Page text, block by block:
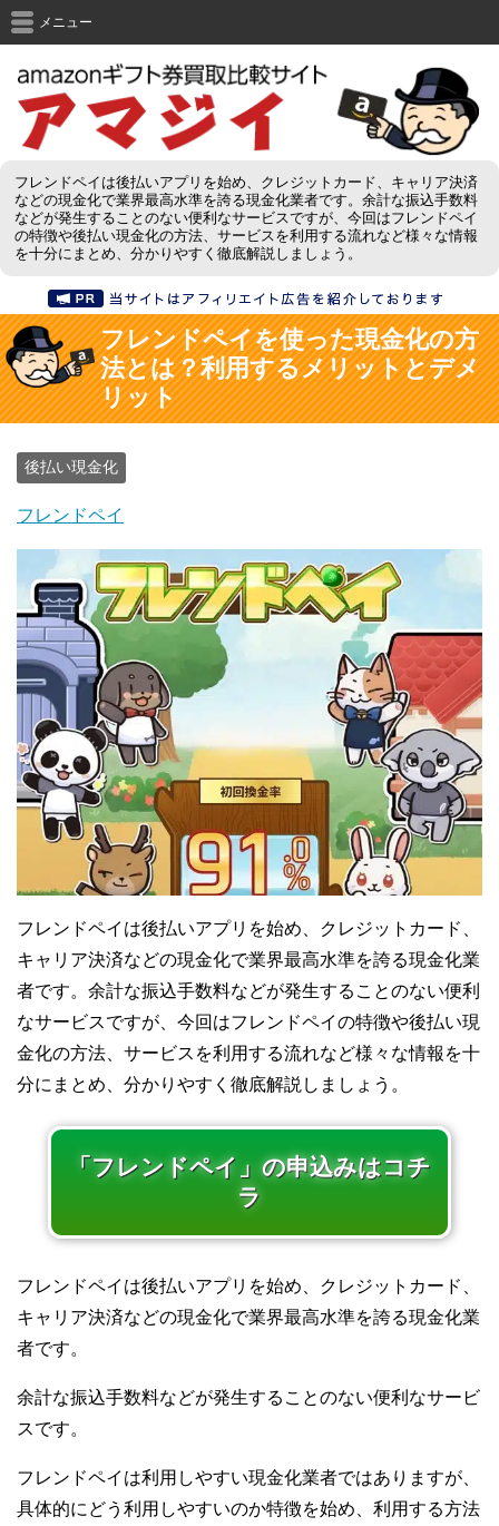
フレンドペイは後払いアプリを始め、クレジットカード、キャリア決済
などの現金化で業界最高水準を誇る現金化業者です。余計な振込手数料
などが発生することのない便利なサービスですが、今回はフレンドペイ
の特徴や後払い現金化の方法、サービスを利用する流れなど様々な情報
を十分にまとめ、分かりやすく徹底解説しましょう。
メニュー
フレンドペイを使った現金化の方
法とは？利用するメリットとデメ
リット
後払い現金化
フレンドペイ
フレンドペイは後払いアプリを始め、クレジットカード、
キャリア決済などの現金化で業界最高水準を誇る現金化業
者です。余計な振込手数料などが発生することのない便利
なサービスですが、今回はフレンドペイの特徴や後払い現
金化の方法、サービスを利用する流れなど様々な情報を十
分にまとめ、分かりやすく徹底解説しましょう。
「フレンドペイ」の申込みはコチ
ラ
フレンドペイは後払いアプリを始め、クレジットカード、
キャリア決済などの現金化で業界最高水準を誇る現金化業
者です。
余計な振込手数料などが発生することのない便利なサービ
スです。
フレンドペイは利用しやすい現金化業者ではありますが、
具体的にどう利用しやすいのか特徴を始め、利用する方法